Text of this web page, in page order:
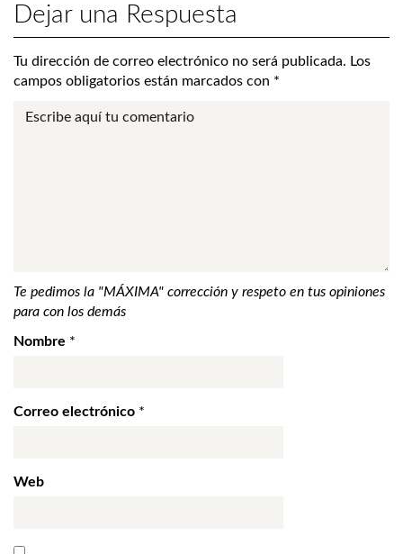
Dejar una Respuesta
Tu dirección de correo electrónico no será publicada. Los
campos obligatorios están marcados con *
Te pedimos la "MÁXIMA" corrección y respeto en tus opiniones
para con los demás
Nombre *
Correo electrónico *
Web